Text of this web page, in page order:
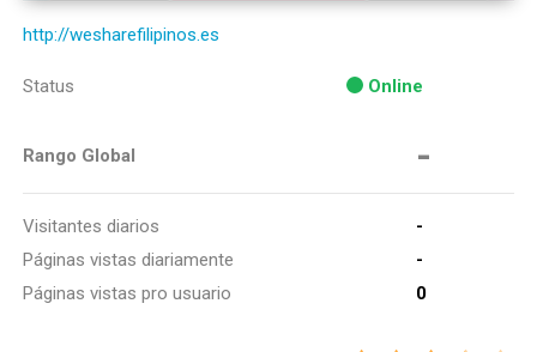
http://wesharefilipinos.es
Status Online
Rango Global -
Visitantes diarios
-
Páginas vistas diariamente
-
Páginas vistas pro usuario
0